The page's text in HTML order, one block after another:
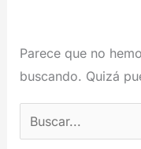
Parece que no
buscando. Quizá
Buscar
por: